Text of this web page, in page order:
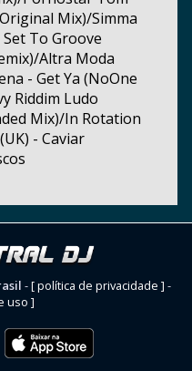
Mix)/Simma
To Groove
Altra Moda
- Get Ya (NoOne
Riddim Ludo
Mix)/In Rotation
- Caviar
-[ política de privacidade ] -
uso ]